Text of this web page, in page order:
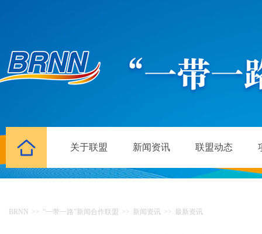
关于联盟 新闻资讯 联盟动态
BRNN >> “一带一路”新闻合作联盟 >> 新闻资讯 >> 最新资讯